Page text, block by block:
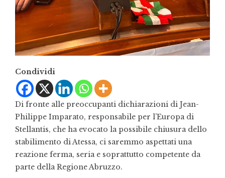
Condividi
Di fronte alle preoccupanti dichiarazioni di Jean-
Philippe Imparato, responsabile per l’Europa di
Stellantis, che ha evocato la possibile chiusura dello
stabilimento di Atessa, ci saremmo aspettati una
reazione ferma, seria e soprattutto competente da
parte della Regione Abruzzo.